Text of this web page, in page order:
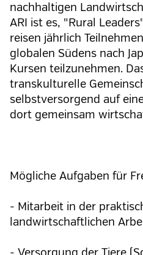
nachhaltigen
ARI ist es, "Rural
reisen jährlich
globalen Südens nach
Kursen teilzunehmen.
transkulturelle
selbstversorgend auf
dort gemeinsam
Mögliche Aufgaben für
- Mitarbeit in der
landwirtschaftlichen